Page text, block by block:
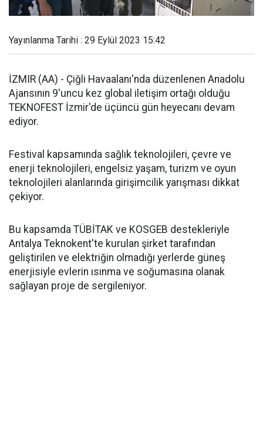
Yayınlanma Tarihi : 29 Eylül 2023 15:42
İZMIR (AA) - Çiğli Havaalanı'nda düzenlenen Anadolu
Ajansının 9'uncu kez global iletişim ortağı olduğu
TEKNOFEST İzmir'de üçüncü gün heyecanı devam
ediyor.
Festival kapsamında sağlık teknolojileri, çevre ve
enerji teknolojileri, engelsiz yaşam, turizm ve oyun
teknolojileri alanlarında girişimcilik yarışması dikkat
çekiyor.
Bu kapsamda TÜBİTAK ve KOSGEB destekleriyle
Antalya Teknokent'te kurulan şirket tarafından
geliştirilen ve elektriğin olmadığı yerlerde güneş
enerjisiyle evlerin ısınma ve soğumasına olanak
sağlayan proje de sergileniyor.